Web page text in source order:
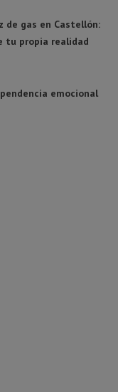
de gas en Castellón:
tu propia realidad
emocional